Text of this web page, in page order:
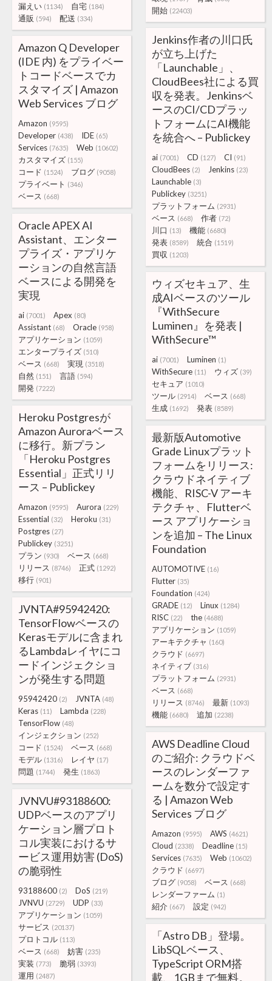
開始 (22403)
漏えい (1134) 自宅 (184)
通販 (594) 配送 (334)
Jenkins作者の川口氏
が立ち上げた
「Launchable」、
CloudBees社による買
収を発表。Jenkinsベ
ースのCI/CDプラッ
トフォームにAI機能
を統合へ – Publickey
ai (7001) CD (127) CI (91)
CloudBees (2) Jenkins (23)
Launchable (3)
Publickey (3251)
プラットフォーム (2931)
ベース (668) 作者 (72)
川口 (13) 機能 (6680)
発表 (8589) 統合 (1519)
買収 (1203)
Amazon Q Developer
(IDE 内) をプライベー
トコードベースでカ
スタマイズ | Amazon
Web Services ブログ
Amazon (9595)
Developer (438) IDE (65)
Services (7635) Web (10602)
カスタマイズ (155)
コード (1524) ブログ (9058)
プライベート (346)
ベース (668)
Oracle APEX AI
Assistant、エンター
プライズ・アプリケ
ーションの自然言語
ベースによる開発を
実現
ai (7001) Apex (80)
Assistant (68) Oracle (958)
アプリケーション (1059)
エンタープライズ (510)
ベース (668) 実現 (3518)
自然 (151) 言語 (594)
開発 (7222)
ウィズセキュア、生
成AIベースのツール
『WithSecure
Luminen』を発表 |
WithSecure™
ai (7001) Luminen (1)
WithSecure (11) ウィズ (39)
セキュア (1010)
ツール (2914) ベース (668)
生成 (1692) 発表 (8589)
Heroku Postgresが
Amazon Auroraベース
に移行。新プラン
「Heroku Postgres
Essential」正式リリ
ース – Publickey
Amazon (9595) Aurora (229)
Essential (32) Heroku (31)
Postgres (27)
Publickey (3251)
プラン (930) ベース (668)
リリース (8746) 正式 (1292)
移行 (901)
最新版Automotive
Grade Linuxプラット
フォームをリリース:
クラウドネイティブ
機能、RISC-V アーキ
テクチャ、Flutterベ
ース アプリケーショ
ンを追加 – The Linux
Foundation
AUTOMOTIVE (16)
Flutter (35)
Foundation (424)
GRADE (12) Linux (1284)
RISC (22) the (4688)
アプリケーション (1059)
アーキテクチャ (160)
クラウド (6697)
ネイティブ (316)
プラットフォーム (2931)
ベース (668)
リリース (8746) 最新 (1093)
機能 (6680) 追加 (2238)
JVNTA#95942420:
TensorFlowベースの
Kerasモデルに含まれ
るLambdaレイヤにコ
ードインジェクショ
ンが発生する問題
95942420 (2) JVNTA (48)
Keras (11) Lambda (228)
TensorFlow (48)
インジェクション (252)
コード (1524) ベース (668)
モデル (1316) レイヤ (17)
問題 (1744) 発生 (1863)
AWS Deadline Cloud
のご紹介: クラウドベ
ースのレンダーファ
ームを数分で設定す
る | Amazon Web
Services ブログ
Amazon (9595) AWS (4621)
Cloud (2338) Deadline (15)
Services (7635) Web (10602)
クラウド (6697)
ブログ (9058) ベース (668)
レンダーファーム (1)
紹介 (667) 設定 (942)
JVNVU#93188600:
UDPベースのアプリ
ケーション層プロト
コル実装におけるサ
ービス運用妨害 (DoS)
の脆弱性
93188600 (2) DoS (219)
JVNVU (2729) UDP (33)
アプリケーション (1059)
サービス (20137)
プロトコル (113)
ベース (668) 妨害 (235)
実装 (773) 脆弱 (3393)
運用 (2487)
「Astro DB」登場。
LibSQLベース、
TypeScript ORM搭
載、1GBまで無料。